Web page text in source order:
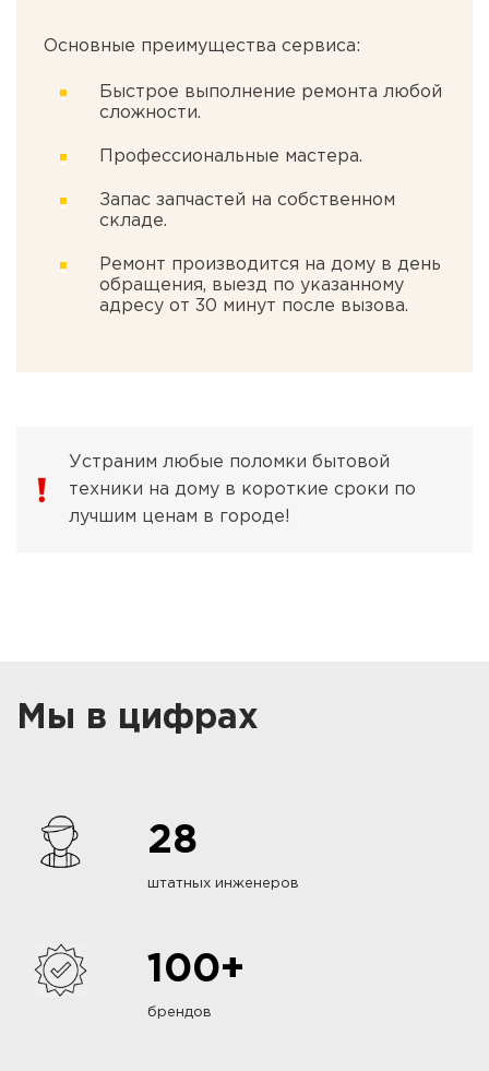
Основные преимущества сервиса:
Быстрое выполнение ремонта любой
сложности.
Профессиональные мастера.
Запас запчастей на собственном
складе.
Ремонт производится на дому в день
обращения, выезд по указанному
адресу от 30 минут после вызова.
Устраним любые поломки бытовой
техники на дому в короткие сроки по
лучшим ценам в городе!
Мы в цифрах
28
штатных инженеров
100+
брендов